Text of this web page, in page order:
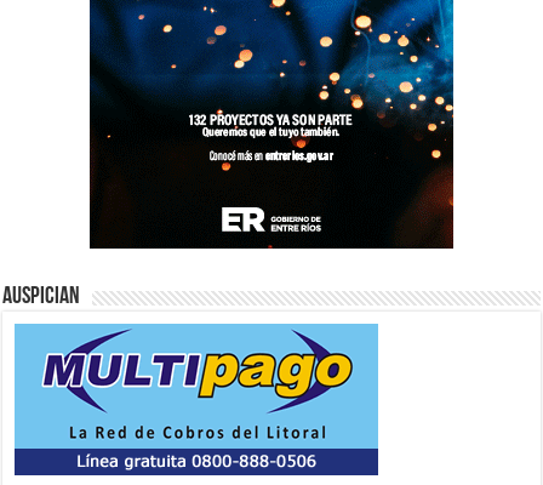
Auspician